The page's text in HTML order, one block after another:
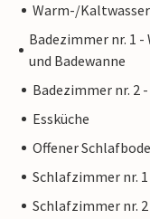
Warm-/
Badezimmer nr. 1 -
und Badewanne
Badezimmer nr. 2
Essküche
Offener
Schlafzimmer nr.
Schlafzimmer nr.